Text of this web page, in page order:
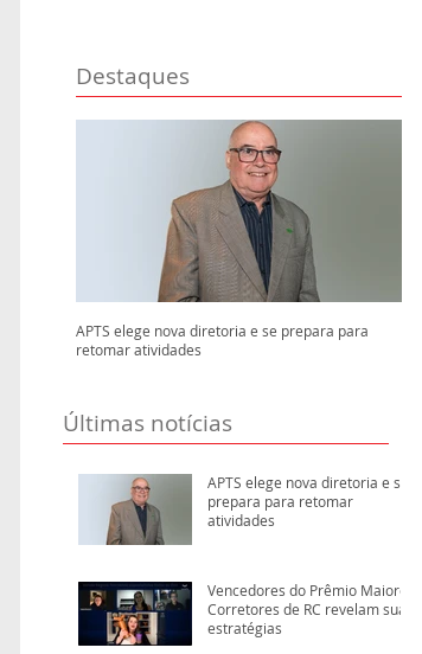
Destaques
APTS elege nova diretoria e se prepara para
retomar atividades
Últimas notícias
APTS elege nova diretoria e se
prepara para retomar
atividades
Vencedores do Prêmio Maiores
Corretores de RC revelam suas
estratégias